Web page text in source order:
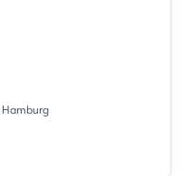
Hamburg